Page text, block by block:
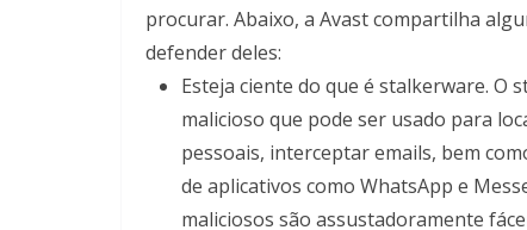
procurar. Abaixo, a Avast compartilha
defender deles:
Esteja ciente do que é stalkerware. O
malicioso que pode ser usado para
pessoais, interceptar emails, bem
de aplicativos como WhatsApp e
maliciosos são assustadoramente